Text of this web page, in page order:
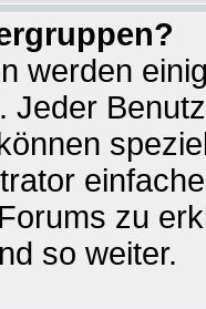
werden
Jeder
zu
so weiter.